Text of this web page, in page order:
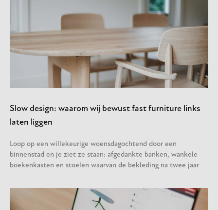
Slow design: waarom wij bewust fast furniture links
laten liggen
Loop op een willekeurige woensdagochtend door een
binnenstad en je ziet ze staan: afgedankte banken, wankele
boekenkasten en stoelen waarvan de bekleding na twee jaar